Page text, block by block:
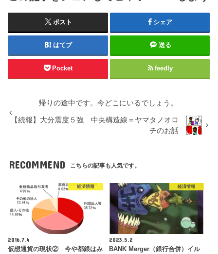
ポスト シェア
はてブ 送る
Pocket feedly
帰りの途中です。今どこにいるでしょう。
【続報】大分震度５強 中央構造線＝ヤマタノオロ
チのお話
RECOMMEND こちらの記事も人気です。
経済情報
2016.7.4
仮想通貨の現状② 今や都銀はみ
経済情報
2023.5.2
BANK Merger（銀行合併）イル